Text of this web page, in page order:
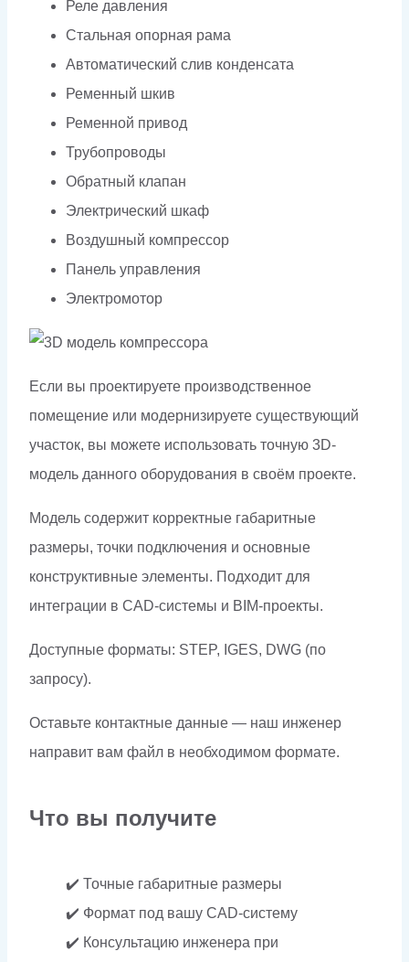
Реле давления
Стальная опорная рама
Автоматический слив конденсата
Ременный шкив
Ременной привод
Трубопроводы
Обратный клапан
Электрический шкаф
Воздушный компрессор
Панель управления
Электромотор
Если вы проектируете производственное
помещение или модернизируете существующий
участок, вы можете использовать точную 3D-
модель данного оборудования в своём проекте.
Модель содержит корректные габаритные
размеры, точки подключения и основные
конструктивные элементы. Подходит для
интеграции в CAD-системы и BIM-проекты.
Доступные форматы: STEP, IGES, DWG (по
запросу).
Оставьте контактные данные — наш инженер
направит вам файл в необходимом формате.
Что вы получите
✔️ Точные габаритные размеры
✔️ Формат под вашу CAD-систему
✔️ Консультацию инженера при